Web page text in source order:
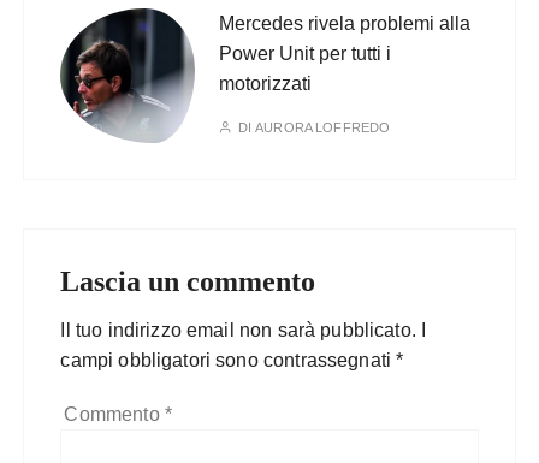
Mercedes rivela problemi alla
Power Unit per tutti i
motorizzati
DIAURORA LOFFREDO
Lascia un commento
Il tuo indirizzo email non sarà pubblicato.
campi obbligatori sono contrassegnati*
Commento *